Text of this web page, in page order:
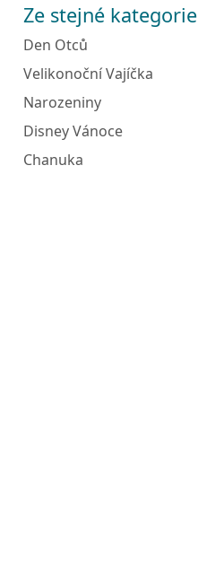
Ze stejné kategorie
Den Otců
Velikonoční Vajíčka
Narozeniny
Disney Vánoce
Chanuka